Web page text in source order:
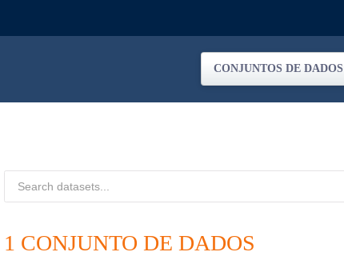
CONJUNTOS DE DADOS
1 CONJUNTO DE DADOS